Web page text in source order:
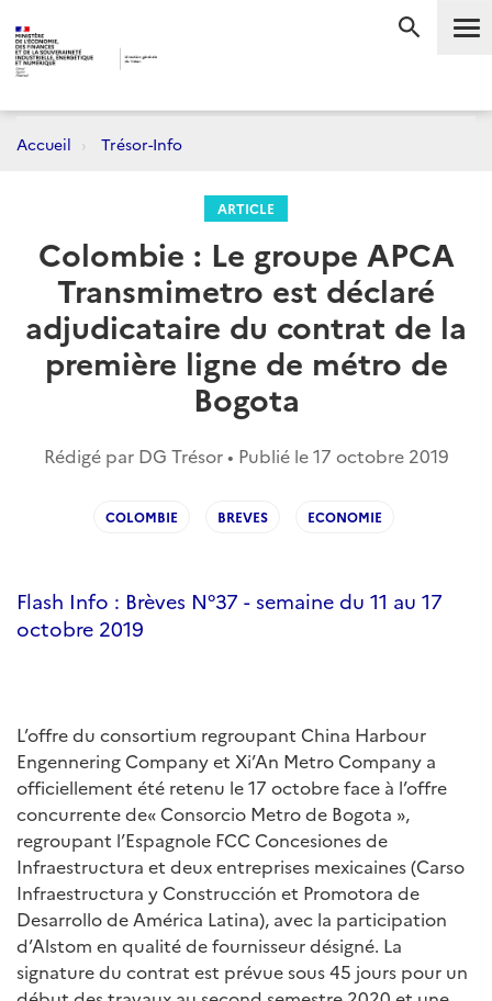
Accueil Trésor-Info
ARTICLE
Colombie : Le groupe APCA
Transmimetro est déclaré
adjudicataire du contrat de la
première ligne de métro de
Bogota
Rédigé par DG Trésor • Publié le17 octobre 2019
COLOMBIE BREVES ECONOMIE
Flash Info : Brèves N°37 - semaine du 11 au 17
octobre 2019
L’offre du consortium regroupant China Harbour
Engennering Company et Xi’An Metro Company a
officiellement été retenu le 17 octobre face à l’offre
concurrente de« Consorcio Metro de Bogota »,
regroupant l’Espagnole FCC Concesiones de
Infraestructura et deux entreprises mexicaines (Carso
Infraestructura y Construcción et Promotora de
Desarrollo de América Latina), avec la participation
d’Alstom en qualité de fournisseur désigné. La
signature du contrat est prévue sous 45 jours pour un